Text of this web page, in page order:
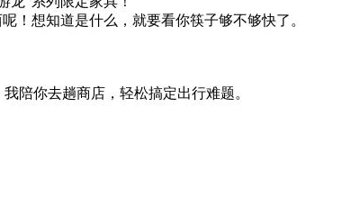
！想知道是什么，就要看你筷子够不够快了。
陪你去趟商店，轻松搞定出行难题。